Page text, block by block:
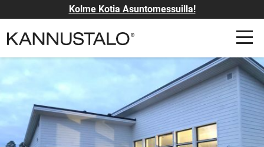
Kolme Kotia Asuntomessuilla!